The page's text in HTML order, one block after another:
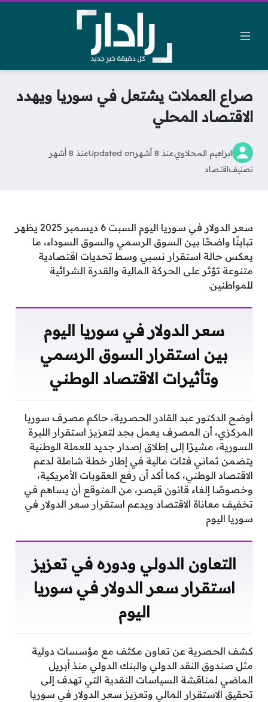
صراع العملات يشتعل في سوريا ويهدد
الاقتصاد المحلي
ابراهيم المحلاويمنذ 8 أشهر Updated onمنذ 8 أشهر
تصنيفاقتصاد
سعر الدولار في سوريا اليوم السبت 6 ديسمبر 2025 يظهر
تباينًا واضحًا بين السوق الرسمي والسوق السوداء، ما
يعكس حالة استقرار نسبي وسط تحديات اقتصادية
متنوعة تؤثر على الحركة المالية والقدرة الشرائية
للمواطنين.
سعر الدولار في سوريا اليوم
بين استقرار السوق الرسمي
وتأثيرات الاقتصاد الوطني
أوضح الدكتور عبد القادر الحصرية، حاكم مصرف سوريا
المركزي، أن المصرف يعمل بجد لتعزيز استقرار الليرة
السورية، مشيرًا إلى إطلاق إصدار جديد للعملة الوطنية
يتضمن ثماني فئات مالية في إطار خطة شاملة لدعم
الاقتصاد الوطني، كما أكد أن رفع العقوبات الأمريكية،
وخصوصًا إلغاء قانون قيصر، من المتوقع أن يساهم في
تخفيف معاناة الاقتصاد ويدعم استقرار سعر الدولار في
سوريا اليوم
التعاون الدولي ودوره في تعزيز
استقرار سعر الدولار في سوريا
اليوم
كشف الحصرية عن تعاون مكثف مع مؤسسات دولية
مثل صندوق النقد الدولي والبنك الدولي منذ أبريل
الماضي لمناقشة السياسات النقدية التي تهدف إلى
تحقيق الاستقرار المالي وتعزيز سعر الدولار في سوريا